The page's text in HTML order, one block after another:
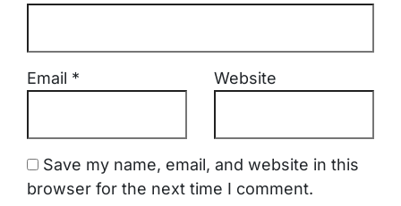
Email * Website
Save my name, email, and website in this
browser for the next time I comment.